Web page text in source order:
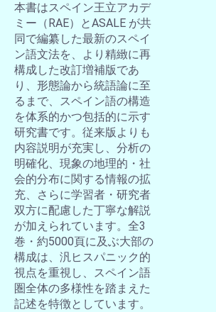
本書はスペイン王立アカデ
ミー（RAE）とASALE が共
同で編纂した最新のスペイ
ン語文法を、より精緻に再
構成した改訂増補版であ
り、形態論から統語論に至
るまで、スペイン語の構造
を体系的かつ包括的に示す
研究書です。従来版よりも
内容説明が充実し、分析の
明確化、現象の地理的・社
会的分布に関する情報の拡
充、さらに学習者・研究者
双方に配慮した丁寧な解説
が加えられています。全3
巻・約5000頁に及ぶ大部の
構成は、汎ヒスパニック的
視点を重視し、スペイン語
圏全体の多様性を踏まえた
記述を特徴としています。